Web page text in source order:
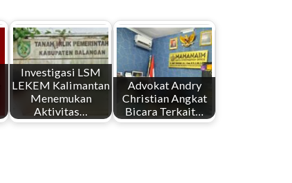
Investigasi LSM
LEKEM Kalimantan
Menemukan
Aktivitas…
Advokat Andry
Christian Angkat
Bicara Terkait…